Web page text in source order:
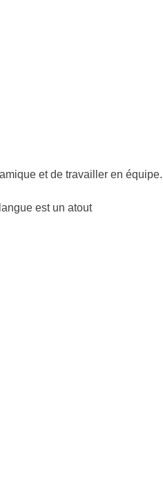
et de travailler en équipe.
est un atout